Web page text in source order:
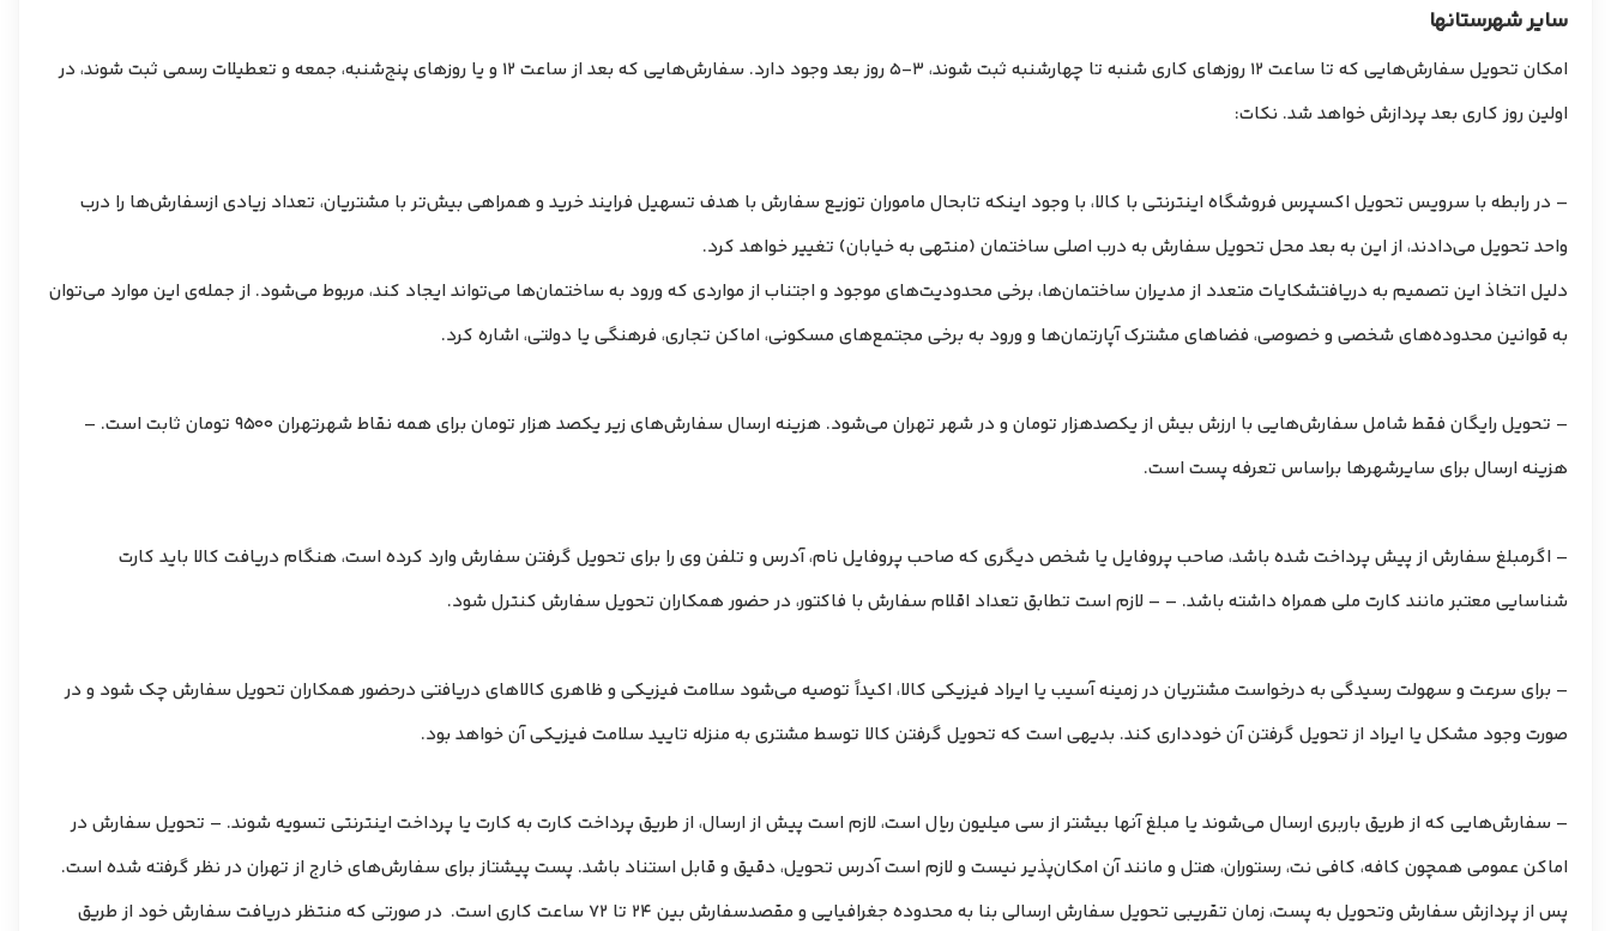
سایر شهرستانها
امکان تحویل سفارش‌هایی که تا ساعت 12 روزهای کاری شنبه تا چهارشنبه ثبت شوند، 3-5 روز بعد وجود دارد. سفارش‌هایی که بعد از ساعت 12 و یا روزهای پنج‌شنبه، جمعه و تعطیلات رسمی ثبت شوند، در
اولین روز کاری بعد پردازش خواهد شد. نکات:
– در رابطه با سرویس تحویل اکسپرس فروشگاه اینترنتی با کالا، با وجود اینکه تابحال ماموران توزیع سفارش با هدف تسهیل فرایند خرید و همراهی بیش‌تر با مشتریان، تعداد زیادی ازسفارش‌ها را درب
واحد تحویل می‌دادند، از این به بعد محل تحویل سفارش به درب اصلی ساختمان (منتهی به خیابان) تغییر خواهد کرد.
دلیل اتخاذ این تصمیم به دریافتشکایات متعدد از مدیران ساختمان‌ها، برخی محدودیت‌های موجود و اجتناب از مواردی که ورود به ساختمان‌ها می‌تواند ایجاد کند، مربوط می‌شود. از جمله‌ی این موارد می‌توان
به قوانین محدوده‌های شخصی و خصوصی، فضاهای مشترک آپارتمان‌ها و ورود به برخی مجتمع‌های مسکونی، اماکن تجاری، فرهنگی یا دولتی، اشاره کرد.
– تحویل رایگان فقط شامل سفارش‌‌‌‌هایی با ارزش بیش از یکصدهزار تومان و در شهر تهران می‌شود. هزینه ارسال سفارش‌های زیر یکصد هزار تومان برای همه نقاط شهرتهران 9500 تومان ثابت است. –
هزینه ارسال برای سایرشهرها براساس تعرفه پست است.
– اگرمبلغ سفارش از پیش پرداخت شده باشد، صاحب پروفایل یا شخص دیگری که صاحب پروفایل نام، آدرس و تلفن وی را برای تحویل گرفتن سفارش وارد کرده است، هنگام دریافت کالا باید کارت
شناسایی معتبر مانند کارت ملی همراه داشته باشد. – – لازم است تطابق تعداد اقلام سفارش با فاکتور، در حضور همکاران تحویل سفارش کنترل شود.
– برای سرعت و سهولت رسیدگی به درخواست‌ مشتریان در زمینه آسیب‏‏ یا ایراد فیزیکی کالا، اکیداً توصیه می‌شود سلامت فیزیکی و ظاهری کالاهای دریافتی درحضور همکاران تحویل سفارش چک شود و در
صورت وجود مشکل یا ایراد از تحویل گرفتن آن خودداری کند. بدیهی است که تحویل گرفتن کالا توسط مشتری به منزله تایید سلامت فیزیکی آن خواهد بود.
– سفارش‌هایی که از طریق باربری ارسال می‌شوند یا مبلغ آنها بیشتر از سی میلیون ریال است، لازم است پیش از ارسال، از طریق پرداخت کارت به کارت یا پرداخت اینترنتی تسویه شوند. – تحویل سفارش در
اماکن عمومی همچون کافه، کافی نت، رستوران، هتل و مانند آن امکان‌پذیر نیست و لازم است آدرس تحویل، دقیق و قابل استناد باشد. پست پیشتاز برای سفارش‌های خارج از تهران در نظر گرفته شده است.
پس از پردازش سفارش وتحویل به پست، زمان تقریبی تحویل سفارش ارسالی بنا به محدوده جغرافیایی و مقصدسفارش بین 24 تا 72 ساعت کاری است. در صورتی که منتظر دریافت سفارش خود از طریق